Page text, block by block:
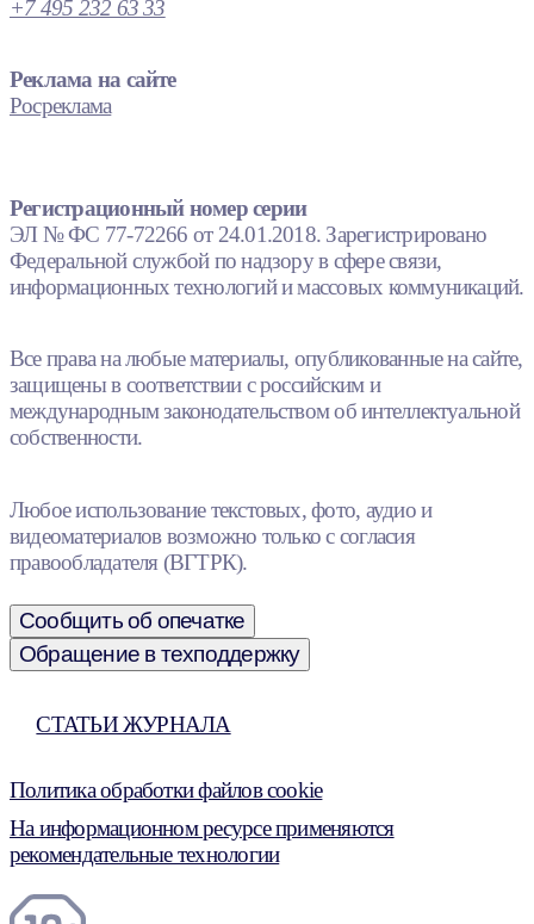
+7 495 232 63 33
Реклама на сайте
Росреклама
Регистрационный номер серии
ЭЛ № ФС 77-72266 от 24.01.2018. Зарегистрировано
Федеральной службой по надзору в сфере связи,
информационных технологий и массовых коммуникаций.
Все права на любые материалы, опубликованные на сайте,
защищены в соответствии с российским и
международным законодательством об интеллектуальной
собственности.
Любое использование текстовых, фото, аудио и
видеоматериалов возможно только с согласия
правообладателя (ВГТРК).
Сообщить об опечатке
Обращение в техподдержку
СТАТЬИ ЖУРНАЛА
Политика обработки файлов cookie
На информационном ресурсе применяются
рекомендательные технологии